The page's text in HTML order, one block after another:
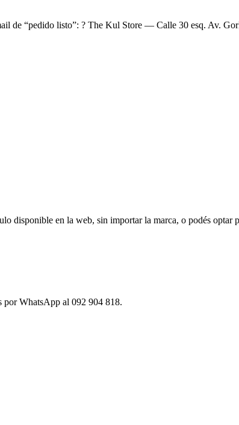
de “pedido listo”: ? The Kul Store — Calle 30 esq. Av.
disponible en la web, sin importar la marca, o podés optar
por WhatsApp al 092 904 818.